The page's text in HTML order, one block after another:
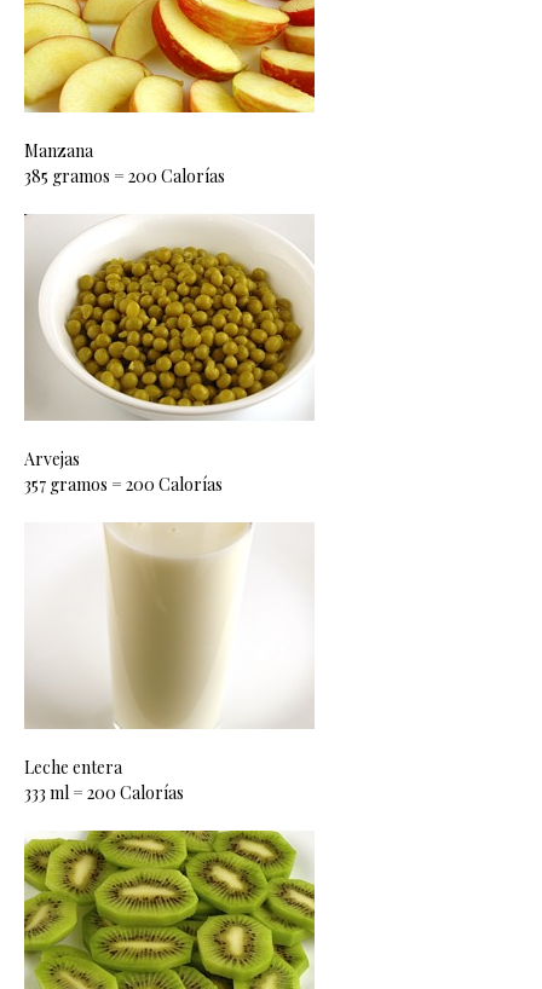
Manzana
385 gramos = 200 Calorías
Arvejas
357 gramos = 200 Calorías
Leche entera
333 ml = 200 Calorías